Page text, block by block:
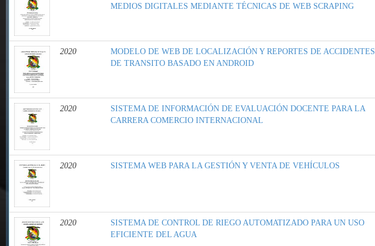
MEDIOS DIGITALES MEDIANTE TÉCNICAS DE WEB SCRAPING
2020
MODELO DE WEB DE LOCALIZACIÓN Y REPORTES DE ACCIDENTES
DE TRANSITO BASADO EN ANDROID
2020
SISTEMA DE INFORMACIÓN DE EVALUACIÓN DOCENTE PARA LA
CARRERA COMERCIO INTERNACIONAL
2020 SISTEMA WEB PARA LA GESTIÓN Y VENTA DE VEHÍCULOS
2020
SISTEMA DE CONTROL DE RIEGO AUTOMATIZADO PARA UN USO
EFICIENTE DEL AGUA